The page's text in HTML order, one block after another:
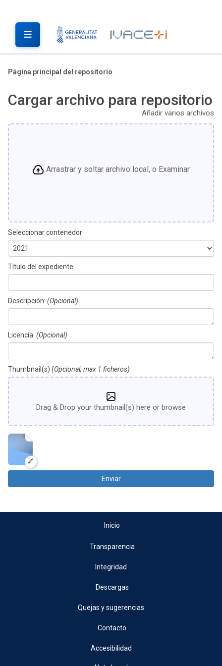
Página principal del repositorio
Cargar archivo para repositorio
Añadir varios archivos
Arrastrar y soltar archivo local, o Examinar
Seleccionar contenedor
Título del expediente:
Descripción: (Opcional)
Licencia: (Opcional)
Thumbnail(s) (Opcional, max 1 ficheros)
Drag & Drop your thumbnail(s) here or browse
Enviar
Inicio
Transparencia
Integridad
Descargas
Quejas y sugerencias
Contacto
Accesibilidad